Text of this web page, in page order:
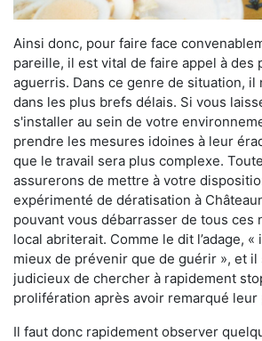
Ainsi donc, pour faire face
pareille, il est vital de faire appel à des
aguerris. Dans ce genre de situation, il
dans les plus brefs délais. Si vous
s'installer au sein de votre
prendre les mesures idoines à leur
que le travail sera plus complexe.
assurerons de mettre à votre
expérimenté de dératisation à
pouvant vous débarrasser de tous ces
local abriterait. Comme le dit l’adage,
mieux de prévenir que de guérir », et
judicieux de chercher à rapidement
prolifération après avoir remarqué leur
Il faut donc rapidement observer